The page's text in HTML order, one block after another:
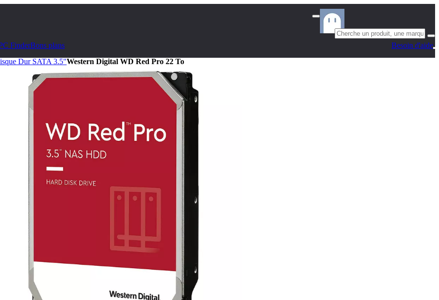
FinderBons plans
Besoin d'aide
Dur SATA 3.5"Western Digital WD Red Pro 22 To